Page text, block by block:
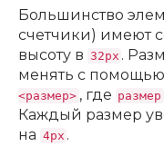
Большинство
счетчики) имеют
высоту в 32px .
менять с помощью
<размер> , где размер
Каждый размер
на 4px .